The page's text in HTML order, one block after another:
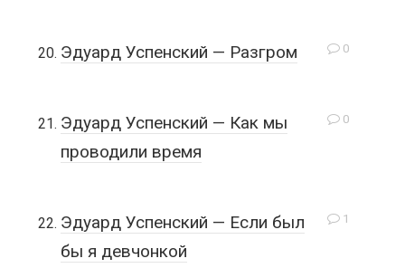
0
Эдуард Успенский — Разгром
0
Эдуард Успенский — Как мы
проводили время
1
Эдуард Успенский — Если был
бы я девчонкой